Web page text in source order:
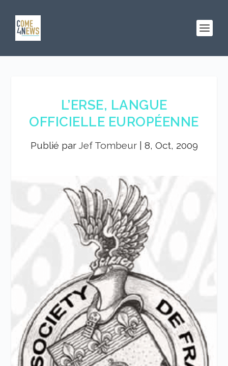
L’ERSE, LANGUE
OFFICIELLE EUROPÉENNE
Publié par Jef Tombeur| 8, Oct, 2009